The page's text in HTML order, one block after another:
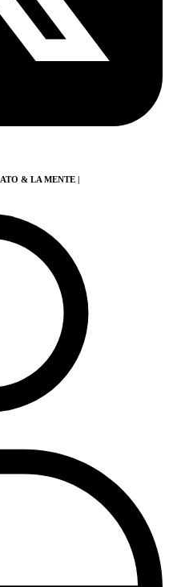
& LA MENTE |